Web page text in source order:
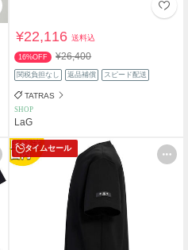
¥22,116送料込
16%OFF ¥26,400
関税負担なし 返品補償 スピード配送
TATRAS
SHOP
LaG
タイムセール